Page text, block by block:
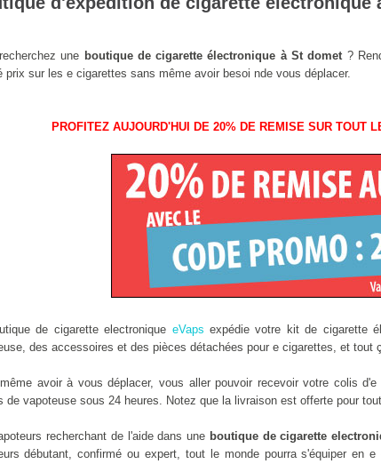
une boutique de cigarette électronique à St domet?
prix sur les e cigarettes sans même avoir besoi nde vous déplacer.
PROFITEZ AUJOURD'HUI DE 20% DE REMISE SUR TOUT
de cigarette electronique eVaps expédie votre kit de cigarette
des accessoires et des pièces détachées pour e cigarettes, et tout
avoir à vous déplacer, vous aller pouvoir recevoir votre colis
de vapoteuse sous 24 heures. Notez que la livraison est offerte pour
recherchant de l'aide dans une boutique de cigarette
débutant, confirmé ou expert, tout le monde pourra s'équiper en